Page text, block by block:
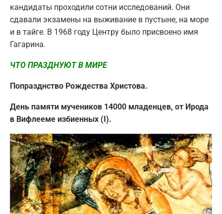
кандидаты проходили сотни исследований. Они
сдавали экзамены на выживание в пустыне, на море
и в тайге. В 1968 году Центру было присвоено имя
Гагарина.
ЧТО ПРАЗДНУЮТ В МИРЕ
Попразднство Рождества Христова.
День памяти мучеников 14000 младенцев, от Ирода
в Вифлееме избиенных (I).